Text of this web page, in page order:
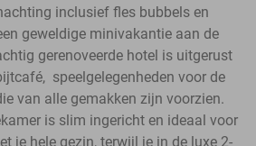
inclusief fles bubbels en
geweldige minivakantie aan de
gerenoveerde hotel is uitgerust
speelgelegenheden voor de
van alle gemakken zijn voorzien.
is slim ingericht en ideaal voor
je hele gezin, terwijl je in de luxe 2-